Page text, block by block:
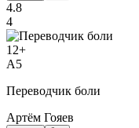
4.8
4
12+
A5
Переводчик боли
Артём Гояев